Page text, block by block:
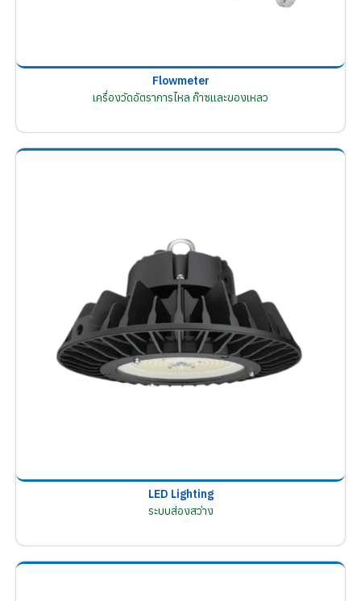
Flowmeter
เครื่องวัดอัตราการไหล ก๊าซและของเหลว
LED Lighting
ระบบส่องสว่าง